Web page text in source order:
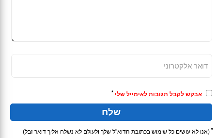
אבקש לקבל תגובות לאימייל שלי *
* (אנו לא עושים כל שימוש בכתובת הדוא"ל שלך ולעולם לא נשלח אליך דואר זבל)